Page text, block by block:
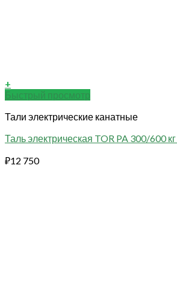
+
Быстрый просмотр
Тали электрические канатные
Таль электрическая TOR PA 300/600
₽12 750